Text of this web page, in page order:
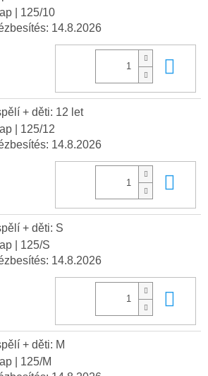
| 125/10
14.8.2026
+ děti: 12 let
| 125/12
14.8.2026
+ děti: S
| 125/S
14.8.2026
+ děti: M
| 125/M